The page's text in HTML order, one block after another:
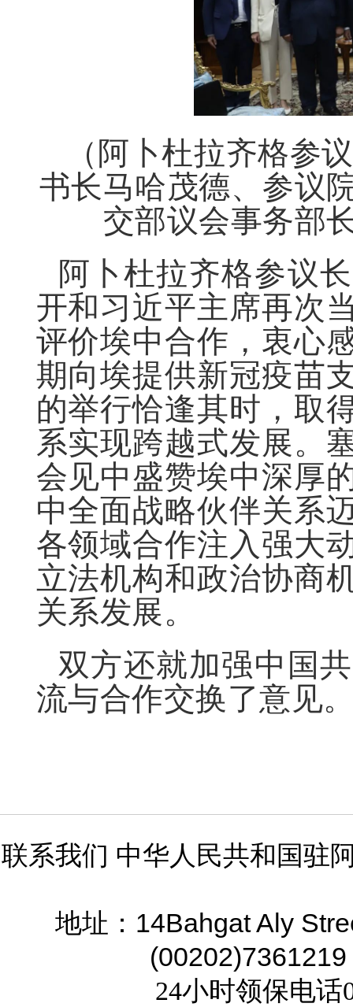
（阿卜杜拉齐格参
书长马哈茂德、参议
交部议会事务部
阿卜杜拉齐格参议
开和习近平主席再次
评价埃中合作，衷心
期向埃提供新冠疫苗
的举行恰逢其时，取
系实现跨越式发展。
会见中盛赞埃中深厚
中全面战略伙伴关系
各领域合作注入强大
立法机构和政治协商
关系发展。
双方还就加强中国
流与合作交换了意见
联系我们 中华人民共和国驻
地址： 14Bahgat Aly
(00202)7361219
24小时领保电话